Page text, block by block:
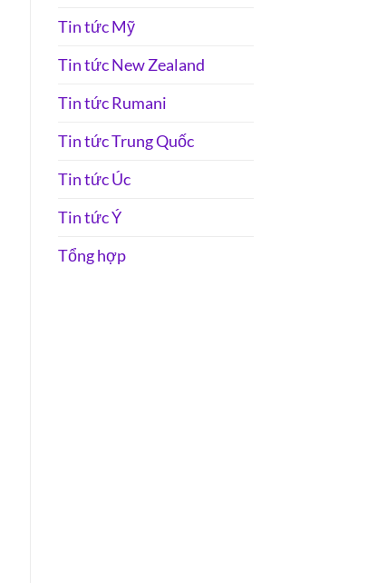
Tin tức Mỹ
Tin tức New Zealand
Tin tức Rumani
Tin tức Trung Quốc
Tin tức Úc
Tin tức Ý
Tổng hợp